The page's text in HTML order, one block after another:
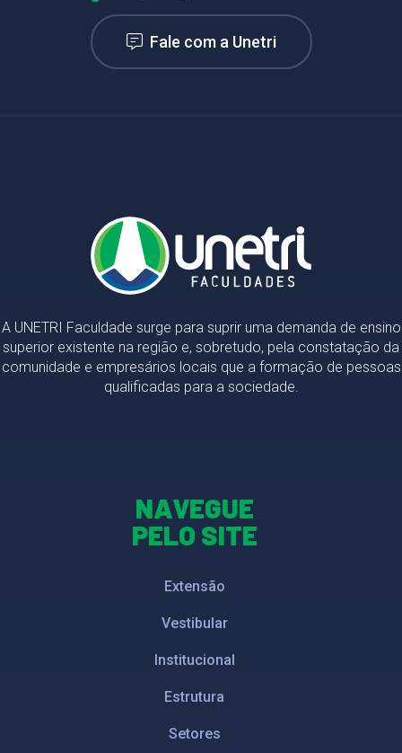
Fale com a Unetri
A UNETRI Faculdade surge para suprir uma demanda de ensino
superior existente na região e, sobretudo, pela constatação da
comunidade e empresários locais que a formação de pessoas
qualificadas para a sociedade.
NAVEGUE
PELO SITE
Extensão
Vestibular
Institucional
Estrutura
Setores